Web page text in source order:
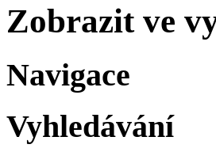
Zobrazit ve
Navigace
Vyhledávání